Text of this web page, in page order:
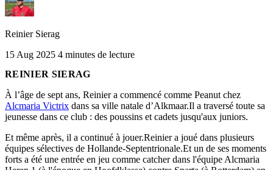
Reinier Sierag
15 Aug 2025 4 minutes de lecture
REINIER SIERAG
À l’âge de sept ans, Reinier a commencé comme Peanut chez
Alcmaria Victrix dans sa ville natale d’Alkmaar.Il a traversé toute sa
jeunesse dans ce club : des poussins et cadets jusqu'aux juniors.
Et même après, il a continué à jouer.Reinier a joué dans plusieurs
équipes sélectives de Hollande-Septentrionale.Et un de ses moments
forts a été une entrée en jeu comme catcher dans l'équipe Alcmaria